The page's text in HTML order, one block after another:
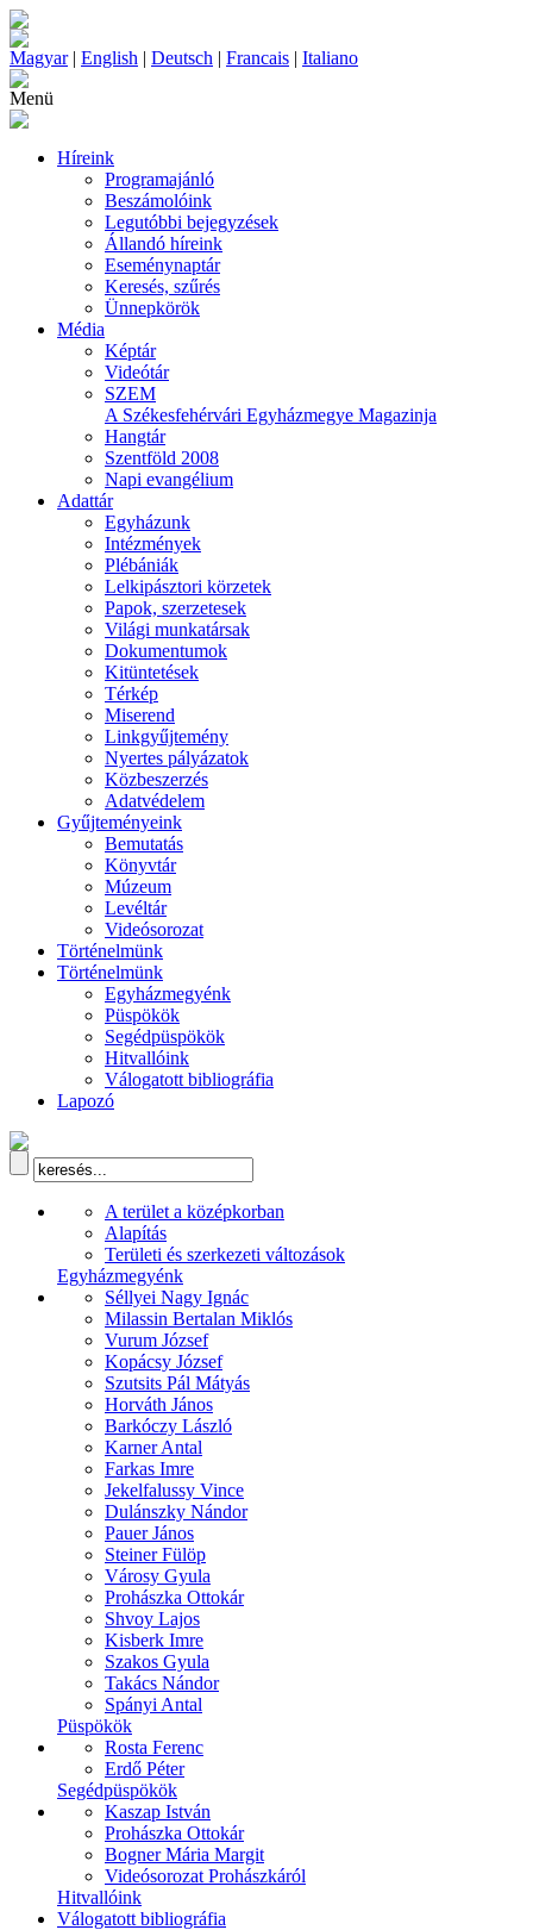
Magyar| English | Deutsch | Francais | Italiano
Menü
Híreink
Programajánló
Beszámolóink
Legutóbbi bejegyzések
Állandó híreink
Eseménynaptár
Keresés, szűrés
Ünnepkörök
Média
Képtár
Videótár
SZEM
A Székesfehérvári Egyházmegye Magazinja
Hangtár
Szentföld 2008
Napi evangélium
Adattár
Egyházunk
Intézmények
Plébániák
Lelkipásztori körzetek
Papok, szerzetesek
Világi munkatársak
Dokumentumok
Kitüntetések
Térkép
Miserend
Linkgyűjtemény
Nyertes pályázatok
Közbeszerzés
Adatvédelem
Gyűjteményeink
Bemutatás
Könyvtár
Múzeum
Levéltár
Videósorozat
Történelmünk
Történelmünk
Egyházmegyénk
Püspökök
Segédpüspökök
Hitvallóink
Válogatott bibliográfia
Lapozó
A terület a középkorban
Alapítás
Területi és szerkezeti változások
Egyházmegyénk
Séllyei Nagy Ignác
Milassin Bertalan Miklós
Vurum József
Kopácsy József
Szutsits Pál Mátyás
Horváth János
Barkóczy László
Karner Antal
Farkas Imre
Jekelfalussy Vince
Dulánszky Nándor
Pauer János
Steiner Fülöp
Városy Gyula
Prohászka Ottokár
Shvoy Lajos
Kisberk Imre
Szakos Gyula
Takács Nándor
Spányi Antal
Püspökök
Rosta Ferenc
Erdő Péter
Segédpüspökök
Kaszap István
Prohászka Ottokár
Bogner Mária Margit
Videósorozat Prohászkáról
Hitvallóink
Válogatott bibliográfia